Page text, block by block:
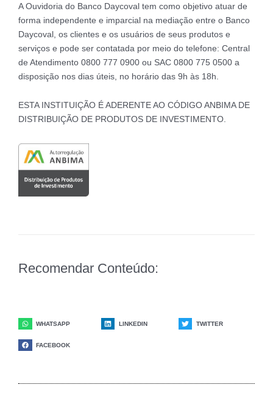
A Ouvidoria do Banco Daycoval tem como objetivo atuar de
forma independente e imparcial na mediação entre o Banco
Daycoval, os clientes e os usuários de seus produtos e
serviços e pode ser contatada por meio do telefone: Central
de Atendimento 0800 777 0900 ou SAC 0800 775 0500 a
disposição nos dias úteis, no horário das 9h às 18h.
ESTA INSTITUIÇÃO É ADERENTE AO CÓDIGO ANBIMA DE
DISTRIBUIÇÃO DE PRODUTOS DE INVESTIMENTO.
Recomendar Conteúdo:
WHATSAPP LINKEDIN TWITTER
FACEBOOK